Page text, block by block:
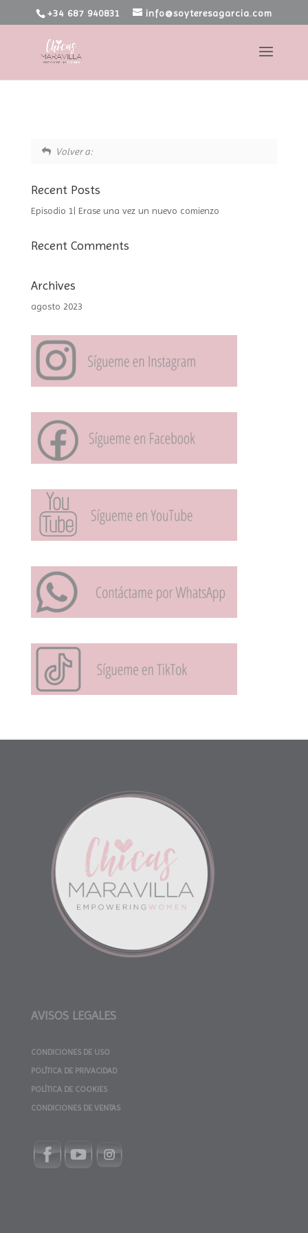
+34 687 940831 info@soyteresagarcia.com
Volver a:
Recent Posts
Episodio 1| Erase una vez un nuevo comienzo
Recent Comments
Archives
agosto 2023
AVISOS LEGALES
CONDICIONES DE USO
POLÍTICA DE PRIVACIDAD
POLÍTICA DE COOKIES
CONDICIONES DE VENTAS